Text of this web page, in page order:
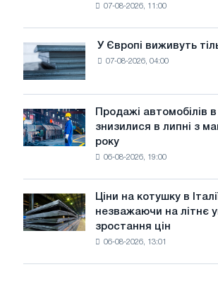
трамвайних
колій
Ярославля
07-08-2026, 11:00
Європі
виживуть
тільки
ЕДП:
PwC
У Європі виживуть
07-08-2026, 04:00
Продажі
автомобілів
в
липні
з
року
Продажі автомобілів
знизилися в липні з
року
06-08-2026, 19:00
Ціни
на
котушку
Ціни на котушку в
незважаючи на літнє
зростання цін
06-08-2026, 13:01